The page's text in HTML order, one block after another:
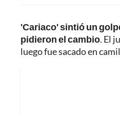
'Cariaco' sintió un
pidieron el cambio. El
luego fue sacado en